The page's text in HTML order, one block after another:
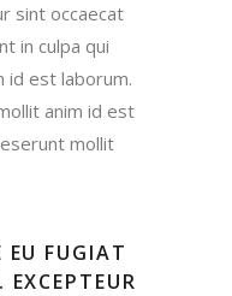
sint occaecat
in culpa qui
id est laborum.
anim id est
mollit
EU FUGIAT